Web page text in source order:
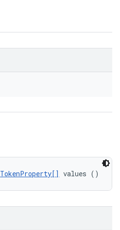
TokenProperty[] values ()